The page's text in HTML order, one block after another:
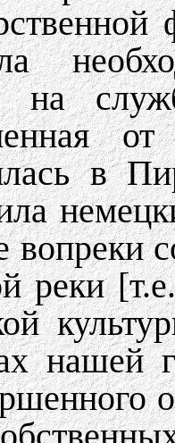
на
в
вопреки
реки
нашей